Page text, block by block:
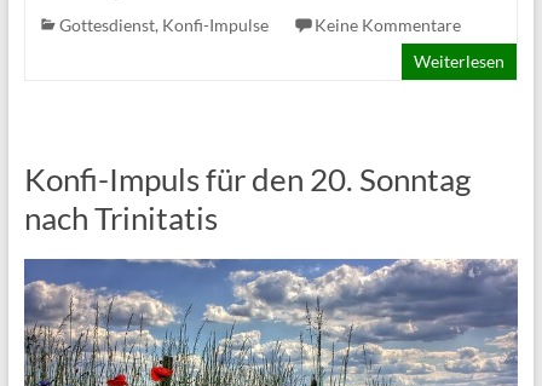
Gottesdienst, Konfi-Impulse
Keine Kommentare
Weiterlesen
Konfi-Impuls für den 20. Sonntag
nach Trinitatis